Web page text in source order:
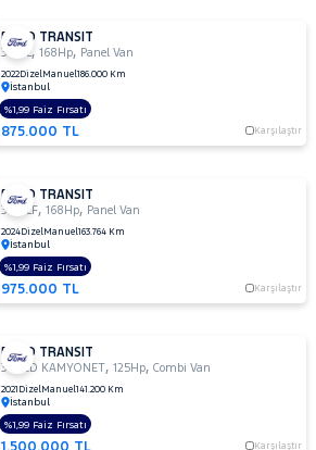
FORD TRANSIT
350 L,168Hp, Panel Van
2022DizelManuel186.000 Km
İstanbul
875.000 TL Karşılaştır
%1,99 Faiz Fırsatı
FORD TRANSIT
350 LF,168Hp, Panel Van
2024DizelManuel163.764 Km
İstanbul
975.000 TL Karşılaştır
%1,99 Faiz Fırsatı
FORD TRANSIT
350ED KAMYONET,125Hp,Combi Van
2021 DizelManuel141.200 Km
İstanbul
Karşılaştır
%1,99 Faiz Fırsatı